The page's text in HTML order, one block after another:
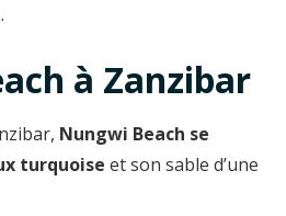
à Zanzibar
Nungwi Beach se
turquoise et son sable d’une